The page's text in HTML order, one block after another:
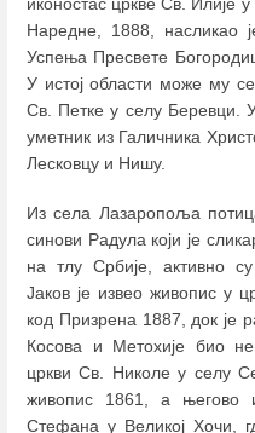
Наредне, 1888, насликао
Успења Пресвете
У истој области може му
Св. Петке у селу Беревци.
уметник из Галичника
Лесковцу и Нишу.
Из села Лазаропоља
синови Радула који је
на тлу Србије, активно
Јаков је извео живопис у
код Призрена 1887, док је
Косова и Метохије био
цркви Св. Николе у селу
живопис 1861, а његово
Стефана у Великој Хочи,